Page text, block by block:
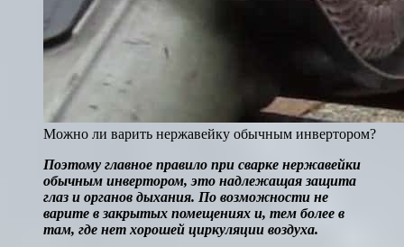
Можно ли варить нержавейку обычным инвертором?
Поэтому главное правило при сварке нержавейки
обычным инвертором, это надлежащая защита
глаз и органов дыхания. По возможности не
варите в закрытых помещениях и, тем более в
там, где нет хорошей циркуляции воздуха.